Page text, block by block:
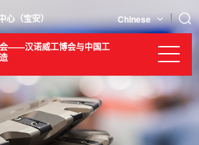
（宝安） Chinese
——汉诺威工博会与中国工